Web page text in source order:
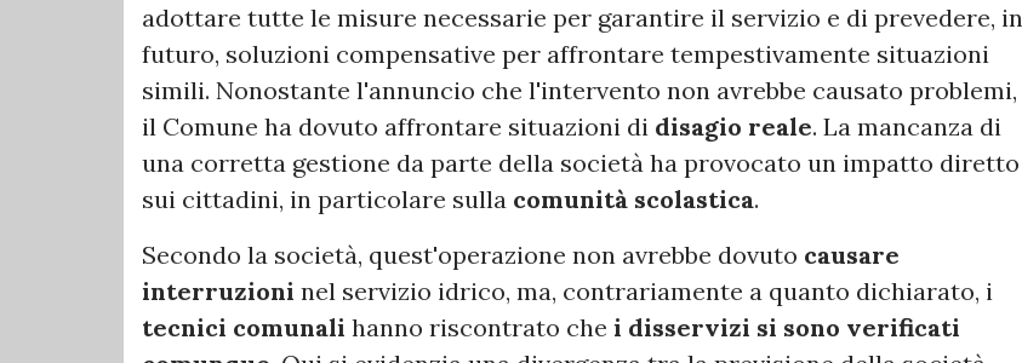
adottare tutte le misure necessarie per garantire il servizio e di prevedere, in
futuro, soluzioni compensative per affrontare tempestivamente situazioni
simili. Nonostante l'annuncio che l'intervento non avrebbe causato problemi,
il Comune ha dovuto affrontare situazioni di disagio reale. La mancanza di
una corretta gestione da parte della società ha provocato un impatto diretto
sui cittadini, in particolare sulla comunità scolastica.
Secondo la società, quest'operazione non avrebbe dovuto causare
interruzioni nel servizio idrico, ma, contrariamente a quanto dichiarato, i
tecnici comunali hanno riscontrato che i disservizi si sono verificati